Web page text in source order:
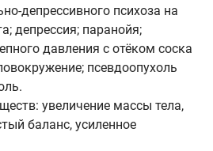
депрессивного психоза на
депрессия; паранойя;
давления с отёком соска
псевдоопухоль
увеличение массы тела,
баланс, усиленное